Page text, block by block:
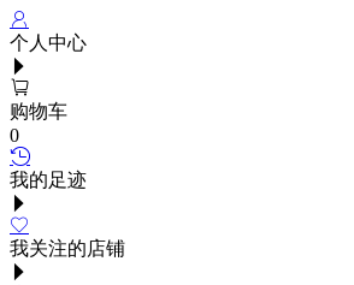
个人中心
购物车
0
我的足迹
我关注的店铺